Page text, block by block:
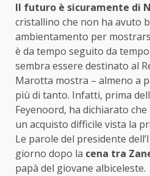
Il futuro è sicuramente di
cristallino che non ha avuto
ambientamento per
è da tempo seguito da
sembra essere destinato al
Marotta mostra – almeno a
più di tanto. Infatti, prima
Feyenoord, ha dichiarato che
un acquisto difficile vista la
Le parole del presidente
giorno dopo la cena tra
papà del giovane albiceleste.